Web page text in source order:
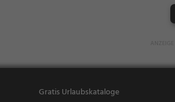
Gratis Urlaubskataloge